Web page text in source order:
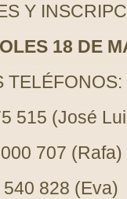
Y
18 DE
TELÉFONOS:
515 (José
707 (Rafa)
540 828 (Eva)